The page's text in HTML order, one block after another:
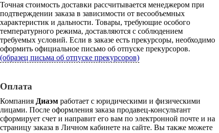
Точная стоимость доставки рассчитывается менеджером при
подтверждении заказа в зависимости от весообъемных
характеристик и дальности. Товары, требующие особого
температурного режима, доставляются с соблюдением
требуемых условий. Если в заказе есть прекурсоры, необходимо
оформить официальное письмо об отпуске прекурсоров.
(образец письма об отпуске прекурсоров)
Оплата
Компания Диаэм работает с юридическими и физическими
лицами. После оформления заказа продавец-консультант
сформирует счет и направит его вам по электронной почте и на
страницу заказа в Личном кабинете на сайте. Вы также можете